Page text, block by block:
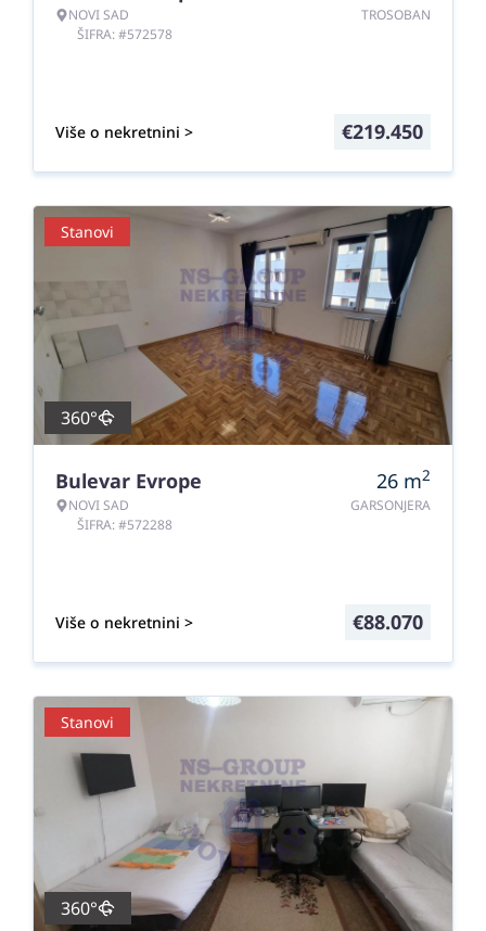
NOVI SAD
ŠIFRA: #572578
TROSOBAN
Više o nekretnini > €219.450
Stanovi
360°
Bulevar Evrope
NOVI SAD
ŠIFRA: #572288
26 m2
GARSONJERA
Više o nekretnini > €88.070
Stanovi
360°